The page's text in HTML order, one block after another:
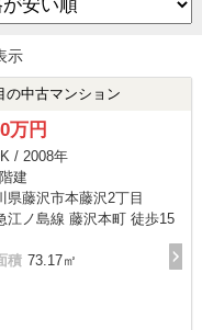
示
の中古マンション
万円
/ 2008年
建
県藤沢市本藤沢2丁目
江ノ島線 藤沢本町 徒歩15
積 73.17㎡